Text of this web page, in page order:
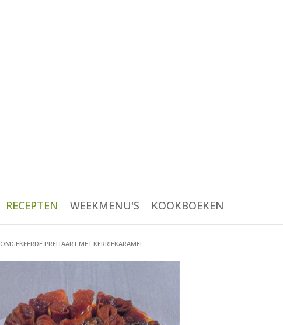
RECEPTEN WEEKMENU'S KOOKBOEKEN
OMGEKEERDE PREITAART MET KERRIEKARAMEL